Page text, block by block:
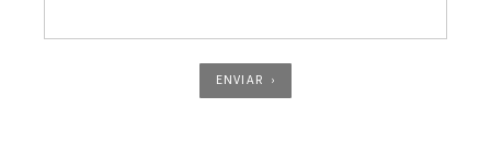
ENVIAR